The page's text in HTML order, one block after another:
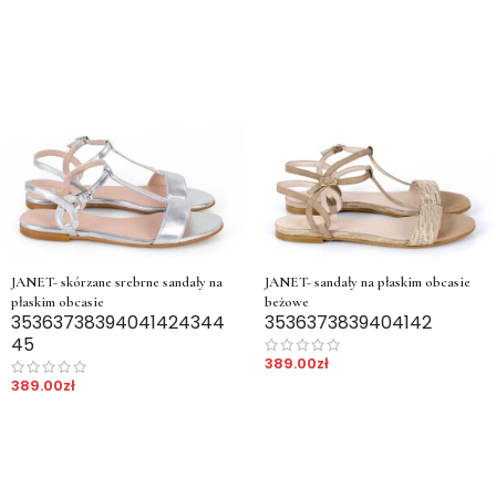
JANET- skórzane srebrne sandały na
płaskim obcasie
35363738394041424344
45
389.00zł
JANET- sandały na płaskim obcasie
beżowe
3536373839404142
389.00zł